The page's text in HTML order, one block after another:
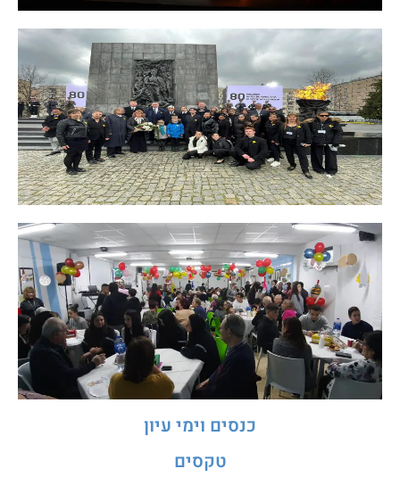
כנסים וימי עיון
טקסים